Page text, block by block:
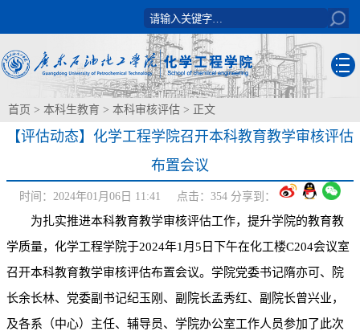
首页 > 本科生教育 > 本科审核评估 > 正文
【评估动态】化学工程学院召开本科教育教学审核评估
布置会议
时间：2024年01月06日 11:41 点击： 354 分享到：
为扎实推进本科教育教学审核评估工作，提升学院的教育教
学质量，化学工程学院于2024年1月5日下午在化工楼C204会议室
召开本科教育教学审核评估布置会议。学院党委书记隋亦可、院
长余长林、党委副书记纪玉刚、副院长孟秀红、副院长曾兴业，
及各系（中心）主任、辅导员、学院办公室工作人员参加了此次